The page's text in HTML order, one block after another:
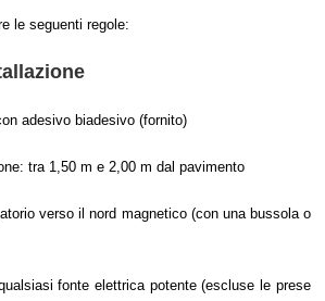
le seguenti regole:
adesivo biadesivo (fornito)
tra 1,50 m e 2,00 m dal pavimento
verso il nord magnetico (con una bussola o
fonte elettrica potente (escluse le prese